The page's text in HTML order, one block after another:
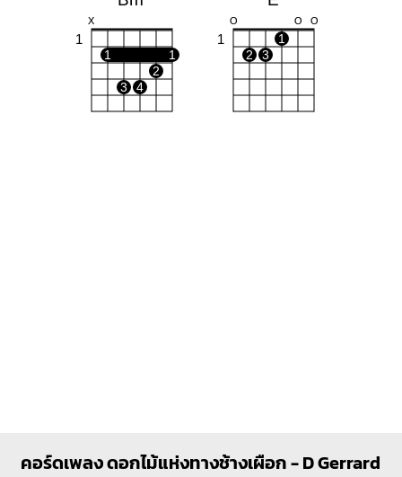
X
1
1
1
2
3
4
O O O
1
1
2
3
คอร์ดเพลง ดอกไม้แห่งทางช้างเผือก - D Gerrard